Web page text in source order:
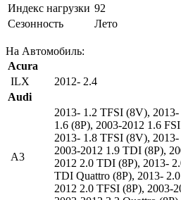
Индекс нагрузки 92
Сезонность
Лето
На Автомобиль:
Acura
ILX
2012- 2.4
Audi
A3
2013- 1.2 TFSI (8V),
1.6 (8P), 2003-2012 1.6
2013- 1.8 TFSI (8V),
2003-2012 1.9 TDI (8P),
2012 2.0 TDI (8P), 2013-
TDI Quattro (8P), 2013-
2012 2.0 TFSI (8P), 2003-